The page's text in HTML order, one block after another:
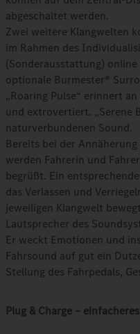
abgeschaltet werden.
Zwei weitere Klangwelten
im Rahmen des
(Sonderausstattung)
optionale Burmester®
„Roaring Pulse“ erinnert
und extrovertiert. „Serene
naturverbundenen Sound.
Bereits bei der
werden Fahrerin und
begrüßt. Ein
das Verlassen und
jeweiligen Klangwelt
Lautsprecher des
Er weckt Emotionen und
Fahrsound auf gut ein
Stellung des Fahrpedals,
Plug & Charge –